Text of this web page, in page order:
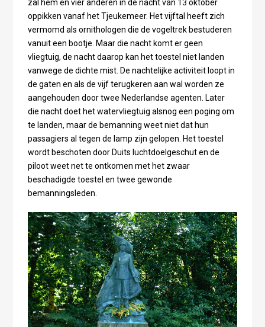
zal hem en vier anderen in de nacht van 13 oktober
oppikken vanaf het Tjeukemeer. Het vijftal heeft zich
vermomd als ornithologen die de vogeltrek bestuderen
vanuit een bootje. Maar die nacht komt er geen
vliegtuig, de nacht daarop kan het toestel niet landen
vanwege de dichte mist. De nachtelijke activiteit loopt in
de gaten en als de vijf terugkeren aan wal worden ze
aangehouden door twee Nederlandse agenten. Later
die nacht doet het watervliegtuig alsnog een poging om
te landen, maar de bemanning weet niet dat hun
passagiers al tegen de lamp zijn gelopen. Het toestel
wordt beschoten door Duits luchtdoelgeschut en de
piloot weet net te ontkomen met het zwaar
beschadigde toestel en twee gewonde
bemanningsleden.